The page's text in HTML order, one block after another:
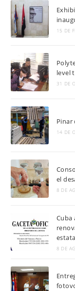
15 DE
level
31 DE
Pinar
14 DE
el
8 DE
Cuba
8 DE